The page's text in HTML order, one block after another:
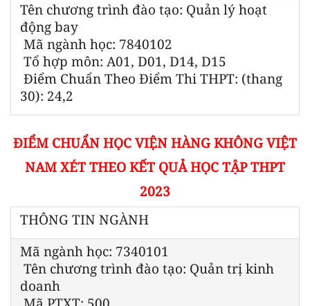
Tên chương trình đào tạo: Quản lý hoạt
động bay
Mã ngành học: 7840102
Tổ hợp môn: A01, D01, D14, D15
Điểm Chuẩn Theo Điểm Thi THPT: (thang
30): 24,2
ĐIỂM CHUẨN HỌC VIỆN HÀNG KHÔNG VIỆT
NAM XÉT THEO KẾT QUẢ HỌC TẬP THPT
2023
THÔNG TIN NGÀNH
Mã ngành học: 7340101
Tên chương trình đào tạo: Quản trị kinh
doanh